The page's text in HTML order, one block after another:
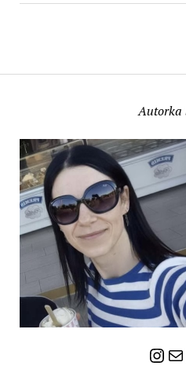
Autorka
E-